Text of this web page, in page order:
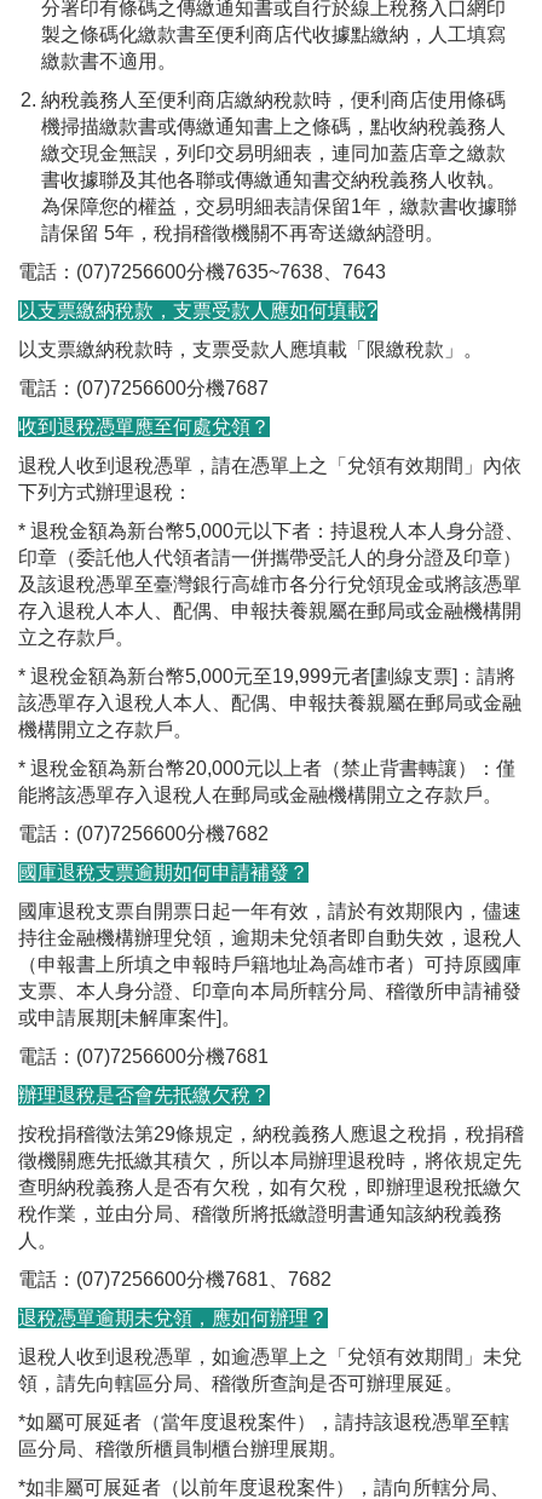
分署印有條碼之傳繳通知書或自行於線上稅務入口網印
製之條碼化繳款書至便利商店代收據點繳納，人工填寫
繳款書不適用。
納稅義務人至便利商店繳納稅款時，便利商店使用條碼
機掃描繳款書或傳繳通知書上之條碼，點收納稅義務人
繳交現金無誤，列印交易明細表，連同加蓋店章之繳款
書收據聯及其他各聯或傳繳通知書交納稅義務人收執。
為保障您的權益，交易明細表請保留1年，繳款書收據聯
請保留 5年，稅捐稽徵機關不再寄送繳納證明。
電話：(07)7256600分機7635~7638、7643
以支票繳納稅款，支票受款人應如何填載?
以支票繳納稅款時，支票受款人應填載「限繳稅款」。
電話：(07)7256600分機7687
收到退稅憑單應至何處兌領？
退稅人收到退稅憑單，請在憑單上之「兌領有效期間」內依
下列方式辦理退稅：
* 退稅金額為新台幣5,000元以下者：持退稅人本人身分證、
印章（委託他人代領者請一併攜帶受託人的身分證及印章）
及該退稅憑單至臺灣銀行高雄市各分行兌領現金或將該憑單
存入退稅人本人、配偶、申報扶養親屬在郵局或金融機構開
立之存款戶。
* 退稅金額為新台幣5,000元至19,999元者[劃線支票]：請將
該憑單存入退稅人本人、配偶、申報扶養親屬在郵局或金融
機構開立之存款戶。
* 退稅金額為新台幣20,000元以上者（禁止背書轉讓）：僅
能將該憑單存入退稅人在郵局或金融機構開立之存款戶。
電話：(07)7256600分機7682
國庫退稅支票逾期如何申請補發？
國庫退稅支票自開票日起一年有效，請於有效期限內，儘速
持往金融機構辦理兌領，逾期未兌領者即自動失效，退稅人
（申報書上所填之申報時戶籍地址為高雄市者）可持原國庫
支票、本人身分證、印章向本局所轄分局、稽徵所申請補發
或申請展期[未解庫案件]。
電話：(07)7256600分機7681
辦理退稅是否會先抵繳欠稅？
按稅捐稽徵法第29條規定，納稅義務人應退之稅捐，稅捐稽
徵機關應先抵繳其積欠，所以本局辦理退稅時，將依規定先
查明納稅義務人是否有欠稅，如有欠稅，即辦理退稅抵繳欠
稅作業，並由分局、稽徵所將抵繳證明書通知該納稅義務
人。
電話：(07)7256600分機7681、7682
退稅憑單逾期未兌領，應如何辦理？
退稅人收到退稅憑單，如逾憑單上之「兌領有效期間」未兌
領，請先向轄區分局、稽徵所查詢是否可辦理展延。
*如屬可展延者（當年度退稅案件），請持該退稅憑單至轄
區分局、稽徵所櫃員制櫃台辦理展期。
*如非屬可展延者（以前年度退稅案件），請向所轄分局、